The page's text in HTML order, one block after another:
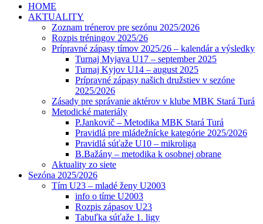
HOME
AKTUALITY
Zoznam trénerov pre sezónu 2025/2026
Rozpis tréningov 2025/26
Prípravné zápasy tímov 2025/26 – kalendár a výsledky
Turnaj Myjava U17 – september 2025
Turnaj Kyjov U14 – august 2025
Prípravné zápasy našich družstiev v sezóne
2025/2026
Zásady pre správanie aktérov v klube MBK Stará Turá
Metodické materiály
P.Jankovič – Metodika MBK Stará Turá
Pravidlá pre mládežnícke kategórie 2025/2026
Pravidlá súťaže U10 – mikroliga
B.Bažány – metodika k osobnej obrane
Aktuality zo siete
Sezóna 2025/2026
Tím U23 – mladé ženy U2003
info o tíme U2003
Rozpis zápasov U23
Tabuľka súťaže 1. ligy